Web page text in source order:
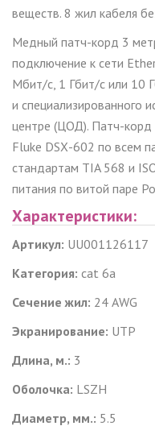
веществ. 8 жил кабеля
Медный патч-корд 3
подключение к сети
Мбит/с 1 Гбит/с или 10
и специализированного
центре (ЦОД). Патч-корд
Fluke DSX-602 по всем
стандартам TIA 568 и
питания по витой паре
Характеристики:
Артикул: UU001126117
Категория: cat 6a
Сечение жил: 24 AWG
Экранирование: UTP
Длина, м.: 3
Оболочка: LSZH
Диаметр, мм.: 5.5